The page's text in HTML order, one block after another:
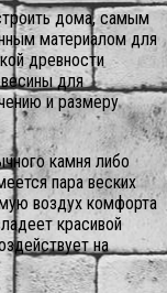
дома, самым
материалом для
древности
для
и размеру
камня либо
пара веских
воздух комфорта
красивой
на